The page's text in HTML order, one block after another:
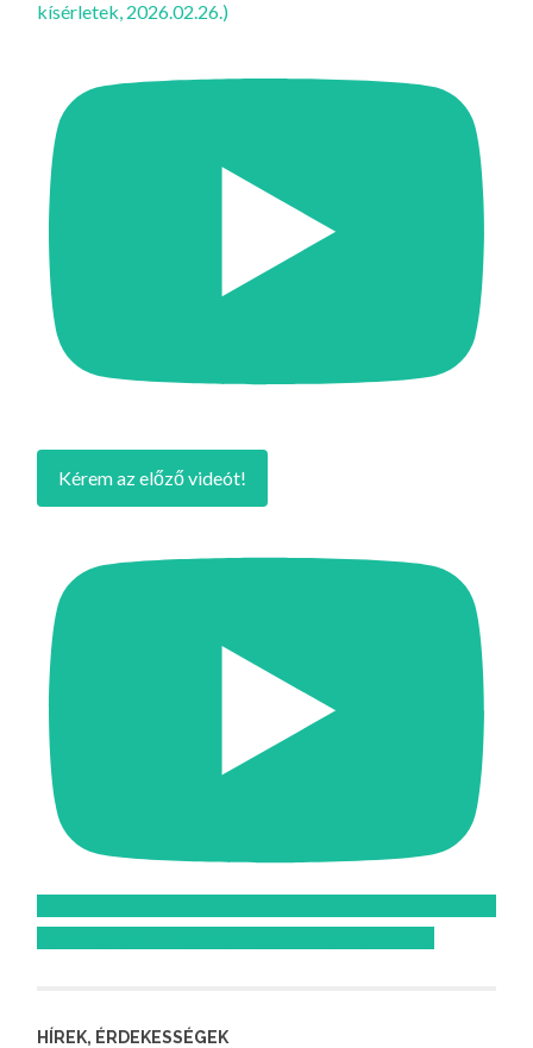
kísérletek, 2026.02.26.)
Kérem az előző videót!
HÍREK, ÉRDEKESSÉGEK